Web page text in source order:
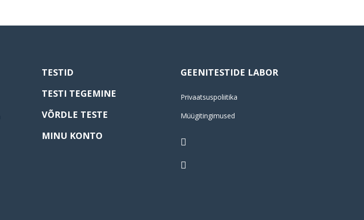
TESTID
TESTI TEGEMINE
VÕRDLE TESTE
MINU KONTO
GEENITESTIDE LABOR
Privaatsuspoliitika
Müügitingimused